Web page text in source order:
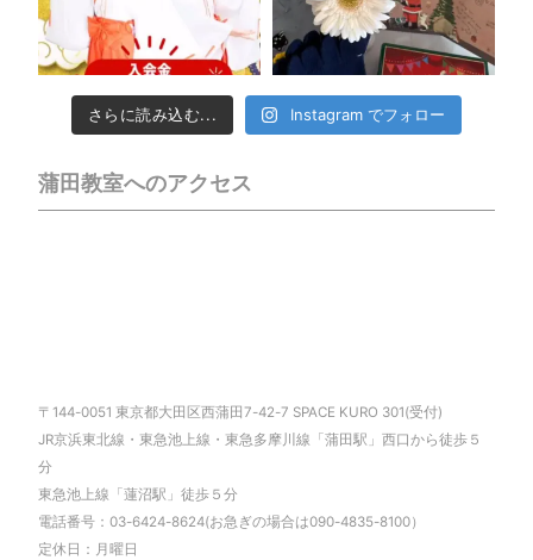
さらに読み込む... Instagram でフォロー
蒲田教室へのアクセス
〒144-0051 東京都大田区西蒲田7-42-7 SPACE KURO 301(受付)
JR京浜東北線・東急池上線・東急多摩川線「蒲田駅」西口から徒歩５
分
東急池上線「蓮沼駅」徒歩５分
電話番号：03-6424-8624(お急ぎの場合は090-4835-8100）
定休日：月曜日